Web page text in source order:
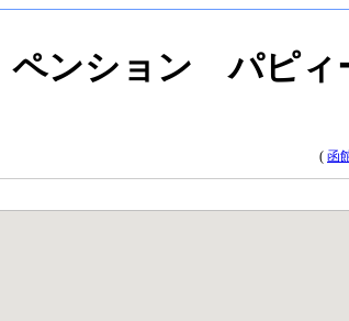
ペンション パピィ
( 函